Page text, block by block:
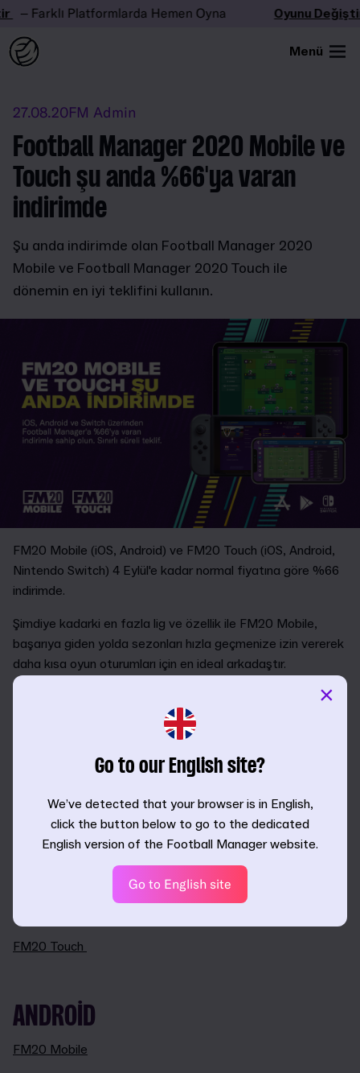
– Farklı Platformlarda Hemen Oyna Oyunu Değiştir
Menü
27.08.20FM Admin
Football Manager 2020 Mobile ve
Touch şu anda %66'ya varan
indirimde
Şu anda indirimde olan Football Manager 2020
Mobile ve Football Manager 2020 Touch ile
dönemin en iyi teklifini kullanın.
FM20 Mobile (iOS, Android) ve FM20 Touch (iOS, Android,
Nintendo Switch) 4 Eylül'e kadar normal fiyatına göre %66
indirimde.
Şimdiye kadarki en fazla lig ve özellik ile FM20 Mobile,
başarıya giden yolda sezonları hızla geçmenize izin vererek
daha kısa oyun oturumları için en ideal arkadaştır.
oynanabilir lig ve FM20'nin temel yeni ekleri Kulüp Vizyonu
ve Geliştirme Merkezi'ni sunan FM20 Touch zamanı az
ama hırsı çok olan kişiler için harikadır.
başlayın.
FM20 Touch
ANDROID
FM20 Mobile
Go to our English site?
We’ve detected that your browser is in English,
click the button below to go to the dedicated
English version of the Football Manager website.
Go to English site
×